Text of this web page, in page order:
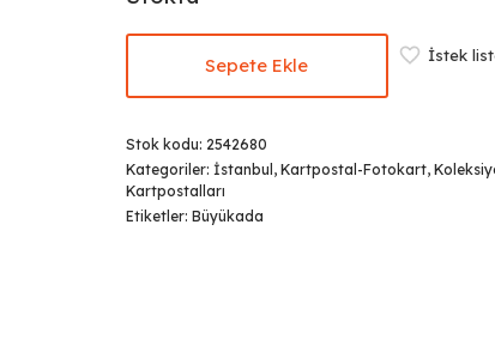
Sepete Ekle İstek
Stok kodu: 2542680
Kategoriler: İstanbul , Kartpostal-Fotokart,
Kartpostalları
Etiketler: Büyükada